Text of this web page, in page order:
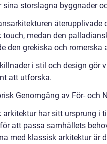
sina storslagna byggnader
touch, medan den
den grekiska och romerska
i stil och design gör
att utforska.
Genomgång av För- och
arkitektur har sitt ursprung i
att passa samhällets
med klassisk arkitektur är